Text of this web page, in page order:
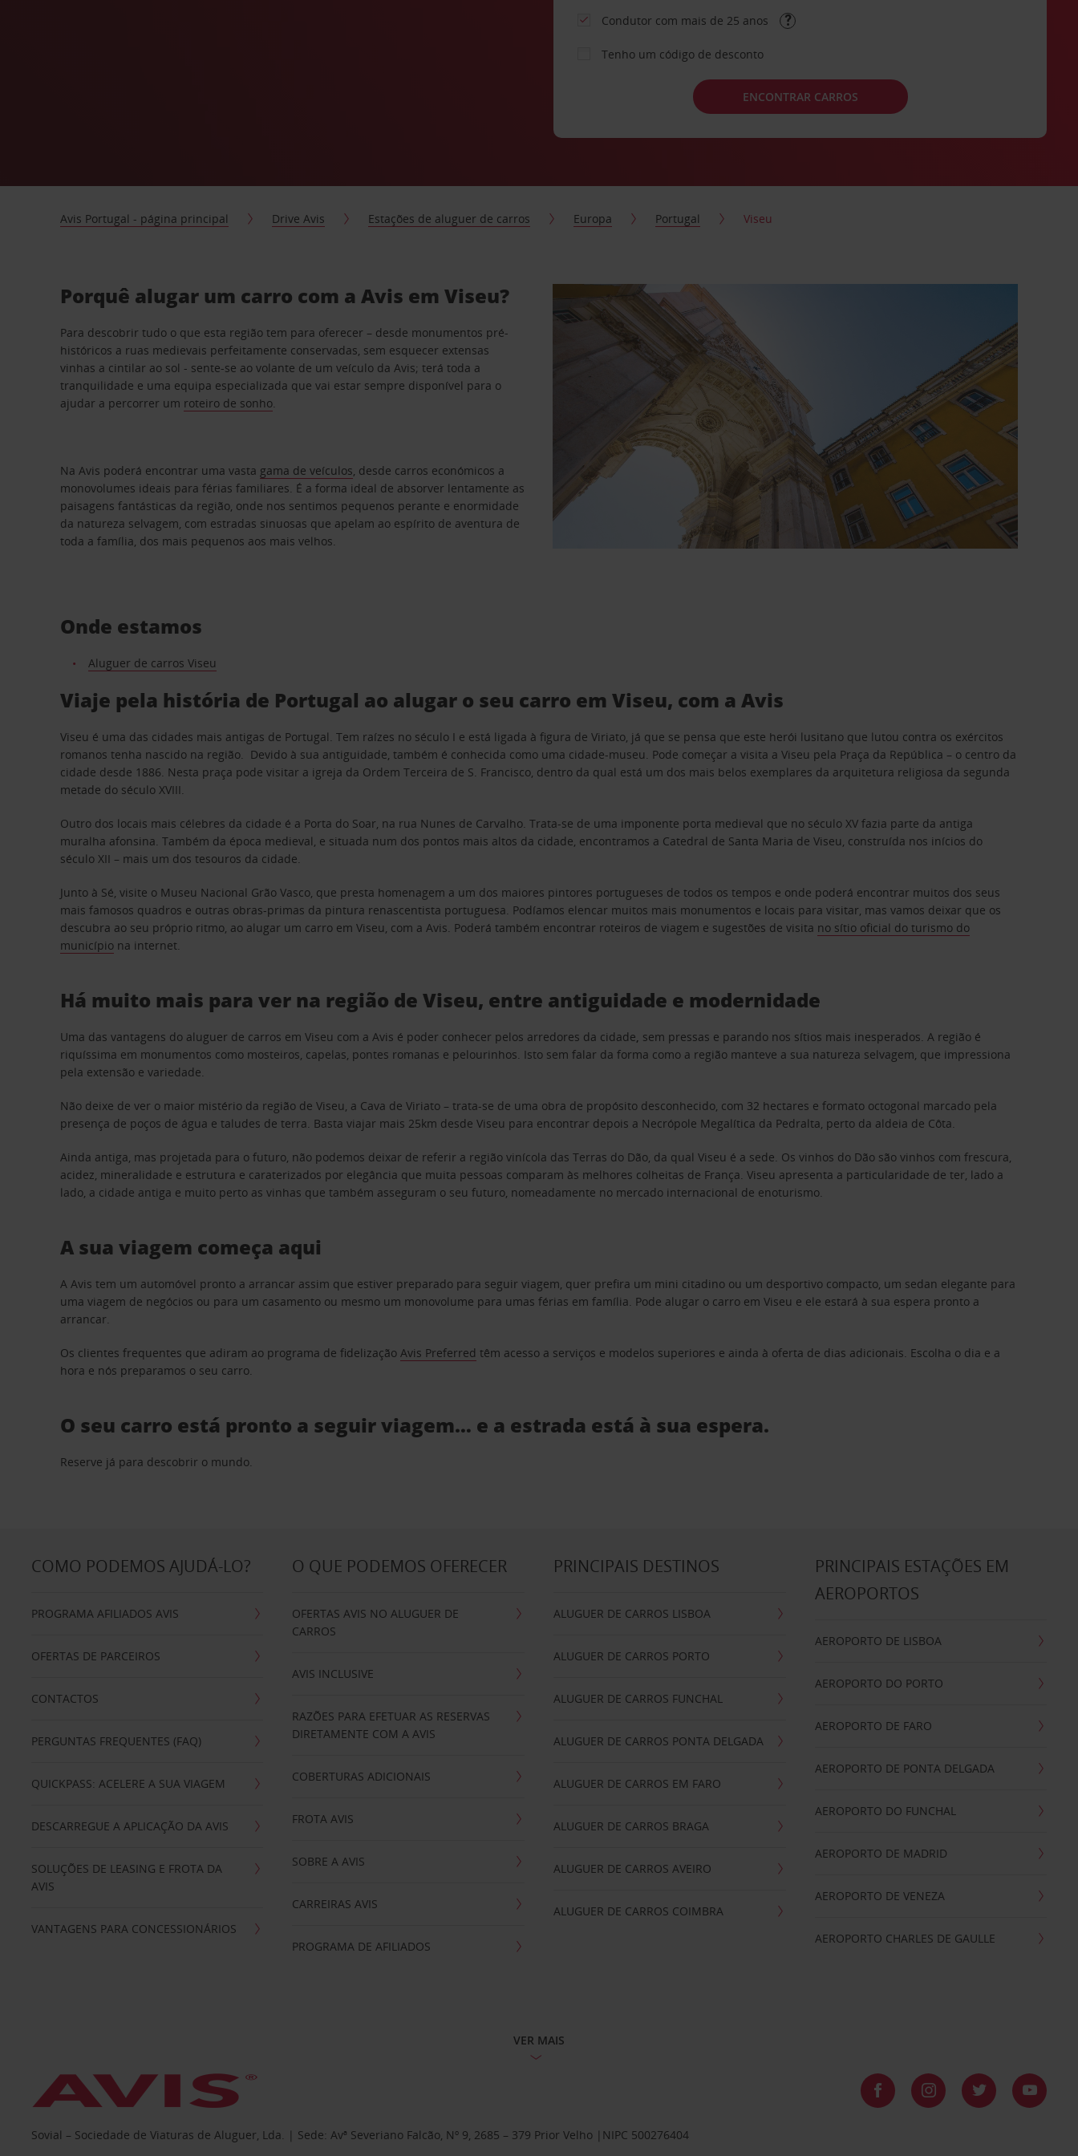
Condutor com mais de 25 anos
Tenho um código de desconto
ENCONTRAR CARROS
Avis Portugal - página principal Drive Avis Estações de aluguer de carros Europa Portugal Viseu
Porquê alugar um carro com a Avis em Viseu?
Para descobrir tudo o que esta região tem para oferecer – desde monumentos pré-
históricos a ruas medievais perfeitamente conservadas, sem esquecer extensas
vinhas a cintilar ao sol - sente-se ao volante de um veículo da Avis; terá toda a
tranquilidade e uma equipa especializada que vai estar sempre disponível para o
ajudar a percorrer um roteiro de sonho.
Na Avis poderá encontrar uma vasta gama de veículos, desde carros económicos a
monovolumes ideais para férias familiares. É a forma ideal de absorver lentamente as
paisagens fantásticas da região, onde nos sentimos pequenos perante e enormidade
da natureza selvagem, com estradas sinuosas que apelam ao espírito de aventura de
toda a família, dos mais pequenos aos mais velhos.
Onde estamos
Aluguer de carros Viseu
Viaje pela história de Portugal ao alugar o seu carro em Viseu, com a Avis
Viseu é uma das cidades mais antigas de Portugal. Tem raízes no século I e está ligada à figura de Viriato, já que se pensa que este herói lusitano que lutou contra os exércitos
romanos tenha nascido na região. Devido à sua antiguidade, também é conhecida como uma cidade-museu. Pode começar a visita a Viseu pela Praça da República – o centro da
cidade desde 1886. Nesta praça pode visitar a igreja da Ordem Terceira de S. Francisco, dentro da qual está um dos mais belos exemplares da arquitetura religiosa da segunda
metade do século XVIII.
Outro dos locais mais célebres da cidade é a Porta do Soar, na rua Nunes de Carvalho. Trata-se de uma imponente porta medieval que no século XV fazia parte da antiga
muralha afonsina. Também da época medieval, e situada num dos pontos mais altos da cidade, encontramos a Catedral de Santa Maria de Viseu, construída nos inícios do
século XII – mais um dos tesouros da cidade.
Junto à Sé, visite o Museu Nacional Grão Vasco, que presta homenagem a um dos maiores pintores portugueses de todos os tempos e onde poderá encontrar muitos dos seus
mais famosos quadros e outras obras-primas da pintura renascentista portuguesa. Podíamos elencar muitos mais monumentos e locais para visitar, mas vamos deixar que os
descubra ao seu próprio ritmo, ao alugar um carro em Viseu, com a Avis. Poderá também encontrar roteiros de viagem e sugestões de visita no sítio oficial do turismo do
município na internet.
Há muito mais para ver na região de Viseu, entre antiguidade e modernidade
Uma das vantagens do aluguer de carros em Viseu com a Avis é poder conhecer pelos arredores da cidade, sem pressas e parando nos sítios mais inesperados. A região é
riquíssima em monumentos como mosteiros, capelas, pontes romanas e pelourinhos. Isto sem falar da forma como a região manteve a sua natureza selvagem, que impressiona
pela extensão e variedade.
Não deixe de ver o maior mistério da região de Viseu, a Cava de Viriato – trata-se de uma obra de propósito desconhecido, com 32 hectares e formato octogonal marcado pela
presença de poços de água e taludes de terra. Basta viajar mais 25km desde Viseu para encontrar depois a Necrópole Megalítica da Pedralta, perto da aldeia de Côta.
Ainda antiga, mas projetada para o futuro, não podemos deixar de referir a região vinícola das Terras do Dão, da qual Viseu é a sede. Os vinhos do Dão são vinhos com frescura,
acidez, mineralidade e estrutura e caraterizados por elegância que muita pessoas comparam às melhores colheitas de França. Viseu apresenta a particularidade de ter, lado a
lado, a cidade antiga e muito perto as vinhas que também asseguram o seu futuro, nomeadamente no mercado internacional de enoturismo.
A sua viagem começa aqui
A Avis tem um automóvel pronto a arrancar assim que estiver preparado para seguir viagem, quer prefira um mini citadino ou um desportivo compacto, um sedan elegante para
uma viagem de negócios ou para um casamento ou mesmo um monovolume para umas férias em família. Pode alugar o carro em Viseu e ele estará à sua espera pronto a
arrancar.
Os clientes frequentes que adiram ao programa de fidelizaçãoAvis Preferred têm acesso a serviços e modelos superiores e ainda à oferta de dias adicionais. Escolha o dia e a
hora e nós preparamos o seu carro.
O seu carro está pronto a seguir viagem… e a estrada está à sua espera.
Reserve já para descobrir o mundo.
COMO PODEMOS AJUDÁ-LO?
PROGRAMA AFILIADOS AVIS
OFERTAS DE PARCEIROS
CONTACTOS
PERGUNTAS FREQUENTES (FAQ)
QUICKPASS: ACELERE A SUA VIAGEM
DESCARREGUE A APLICAÇÃO DA AVIS
SOLUÇÕES DE LEASING E FROTA DA
AVIS
VANTAGENS PARA CONCESSIONÁRIOS
O QUE PODEMOS OFERECER
OFERTAS AVIS NO ALUGUER DE
CARROS
AVIS INCLUSIVE
RAZÕES PARA EFETUAR AS RESERVAS
DIRETAMENTE COM A AVIS
COBERTURAS ADICIONAIS
FROTA AVIS
SOBRE A AVIS
CARREIRAS AVIS
PROGRAMA DE AFILIADOS
PRINCIPAIS DESTINOS
ALUGUER DE CARROS LISBOA
ALUGUER DE CARROS PORTO
ALUGUER DE CARROS FUNCHAL
ALUGUER DE CARROS PONTA DELGADA
ALUGUER DE CARROS EM FARO
ALUGUER DE CARROS BRAGA
ALUGUER DE CARROS AVEIRO
ALUGUER DE CARROS COIMBRA
PRINCIPAIS ESTAÇÕES EM
AEROPORTOS
AEROPORTO DE LISBOA
AEROPORTO DO PORTO
AEROPORTO DE FARO
AEROPORTO DE PONTA DELGADA
AEROPORTO DO FUNCHAL
AEROPORTO DE MADRID
AEROPORTO DE VENEZA
AEROPORTO CHARLES DE GAULLE
VER MAIS
Sovial – Sociedade de Viaturas de Aluguer, Lda. | Sede: Avª Severiano Falcão, Nº 9, 2685 – 379 Prior Velho |NIPC 500276404